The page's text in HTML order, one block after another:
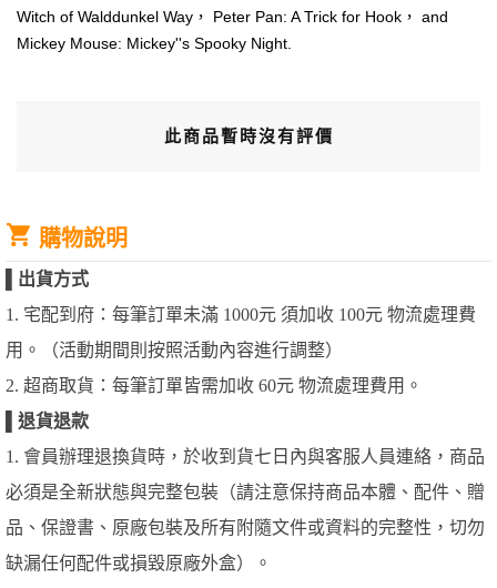
Witch of Walddunkel Way， Peter Pan: A Trick for Hook， and
Mickey Mouse: Mickey''s Spooky Night.
此商品暫時沒有評價
購物說明
出貨方式
1. 宅配到府：每筆訂單未滿 1000元 須加收 100元 物流處理費
用。（活動期間則按照活動內容進行調整）
2. 超商取貨：每筆訂單皆需加收 60元 物流處理費用。
退貨退款
1. 會員辦理退換貨時，於收到貨七日內與客服人員連絡，商品
必須是全新狀態與完整包裝（請注意保持商品本體、配件、贈
品、保證書、原廠包裝及所有附隨文件或資料的完整性，切勿
缺漏任何配件或損毀原廠外盒）。